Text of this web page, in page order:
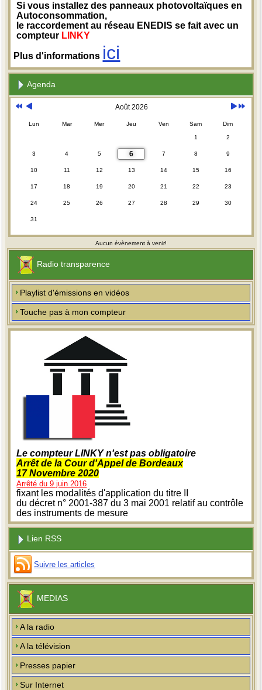
Si vous installez des panneaux photovoltaïques en
Autoconsommation,
le raccordement au réseau ENEDIS se fait avec un
compteur LINKY
Plus d'informations ici
Agenda
Août 2026
Lun Mar Mer Jeu Ven Sam Dim
1 2
3 4 5 6 7 8 9
10 11 12 13 14 15 16
17 18 19 20 21 22 23
24 25 26 27 28 29 30
31
Aucun évènement à venir!
Radio transparence
Playlist d'émissions en vidéos
Touche pas à mon compteur
Le compteur LINKY n'est pas obligatoire
Arrêt de la Cour d'Appel de Bordeaux
17 Novembre 2020
Arrêté du 9 juin 2016
fixant les modalités d'application du titre II
du décret n° 2001-387 du 3 mai 2001 relatif au contrôle
des instruments de mesure
Lien RSS
Suivre les articles
MEDIAS
A la radio
A la télévision
Presses papier
Sur Internet